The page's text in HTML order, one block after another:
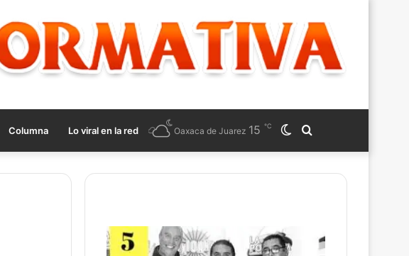
Columna Lo viral en la red
for
Switch
skin
Oaxaca de Juarez 15 ℃